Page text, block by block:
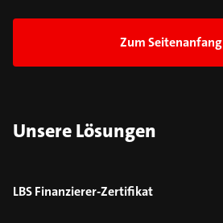
Zum Seitenanfang
Unsere Lösungen
LBS Finanzierer-Zertifikat